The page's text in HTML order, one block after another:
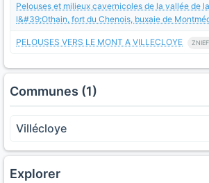
Pelouses et milieux cavernicoles de la vallée de
l&#39;Othain, fort du Chenois, buxaie de
PELOUSES VERS LE MONT A VILLECLOYE
Communes (1)
Villécloye
Explorer